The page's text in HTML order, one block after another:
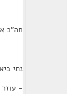
חה"כ
נתי
-